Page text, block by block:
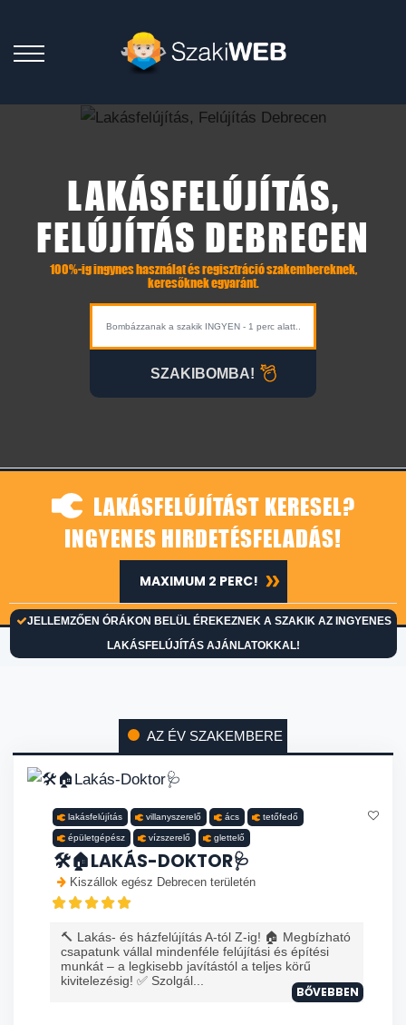
LAKÁSFELÚJÍTÁS,
FELÚJÍTÁS DEBRECEN
100%-ig ingynes használat és regisztráció szakembereknek,
keresőknek egyaránt.
SZAKIBOMBA!
LAKÁSFELÚJÍTÁST KERESEL?
INGYENES HIRDETÉSFELADÁS!
JELLEMZŐEN ÓRÁKON BELÜL ÉREKEZNEK A SZAKIK AZ INGYENES
LAKÁSFELÚJÍTÁS AJÁNLATOKKAL!
MAXIMUM 2 PERC!
AZ ÉV SZAKEMBERE
lakásfelújítás villanyszerelő ács tetőfedő
épületgépész vízszerelő glettelő
🛠️🏠LAKÁS-DOKTOR🩺
Kiszállok egész Debrecen területén
🔨 Lakás- és házfelújítás A-tól Z-ig! 🏠 Megbízható
csapatunk vállal mindenféle felújítási és építési
munkát – a legkisebb javítástól a teljes körű
kivitelezésig! ✅ Szolgál...
BŐVEBBEN